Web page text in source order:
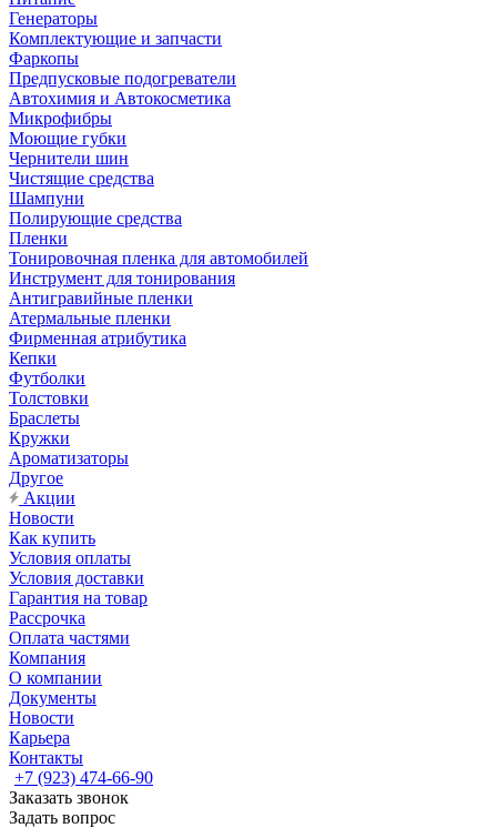
Генераторы
Комплектующие и запчасти
Фаркопы
Предпусковые подогреватели
Автохимия и Автокосметика
Микрофибры
Моющие губки
Чернители шин
Чистящие средства
Шампуни
Полирующие средства
Пленки
Тонировочная пленка для автомобилей
Инструмент для тонирования
Антигравийные пленки
Атермальные пленки
Фирменная атрибутика
Кепки
Футболки
Толстовки
Браслеты
Кружки
Ароматизаторы
Другое
Акции
Новости
Как купить
Условия оплаты
Условия доставки
Гарантия на товар
Рассрочка
Оплата частями
Компания
О компании
Документы
Новости
Карьера
Контакты
+7 (923) 474-66-90
Заказать звонок
Задать вопрос